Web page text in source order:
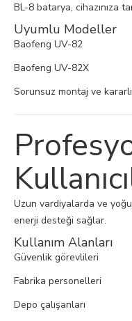
BL-8 batarya, cihazınıza
Uyumlu Modeller
Baofeng UV-82
Baofeng UV-82X
Sorunsuz montaj ve
Uzun vardiyalarda ve
enerji desteği sağlar.
Kullanım Alanları
Güvenlik görevlileri
Fabrika personelleri
Depo çalışanları